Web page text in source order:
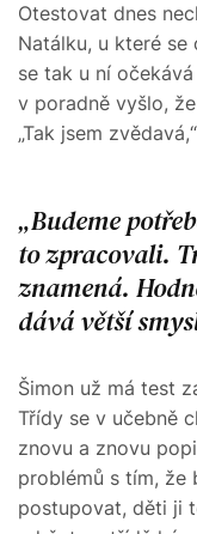
Otestovat dnes
Natálku, u které
se tak u ní
v poradně vyšlo,
„Tak jsem
Budeme
to zpracovali.
znamená.
dává větší
Šimon už má test
Třídy se v učebně
znovu a znovu
problémů s tím, že
postupovat, děti ji